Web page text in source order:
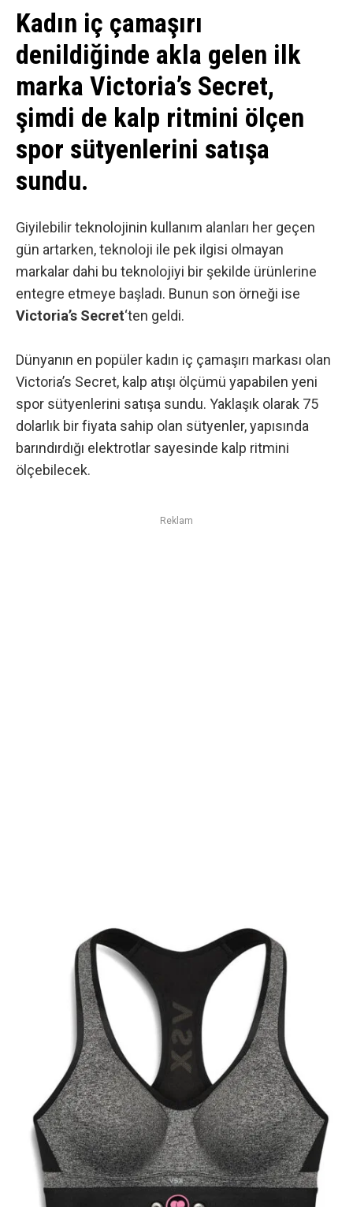
Kadın iç çamaşırı
denildiğinde akla gelen ilk
marka Victoria’s Secret,
şimdi de kalp ritmini ölçen
spor sütyenlerini satışa
sundu.
Giyilebilir teknolojinin kullanım alanları her geçen
gün artarken, teknoloji ile pek ilgisi olmayan
markalar dahi bu teknolojiyi bir şekilde ürünlerine
entegre etmeye başladı. Bunun son örneği ise
Victoria’s Secret‘ten geldi.
Dünyanın en popüler kadın iç çamaşırı markası olan
Victoria’s Secret, kalp atışı ölçümü yapabilen yeni
spor sütyenlerini satışa sundu. Yaklaşık olarak 75
dolarlık bir fiyata sahip olan sütyenler, yapısında
barındırdığı elektrotlar sayesinde kalp ritmini
ölçebilecek.
Reklam